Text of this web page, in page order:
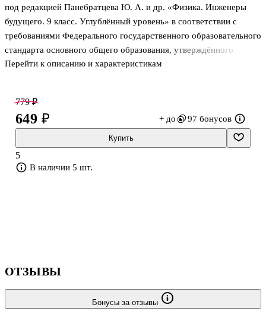
под редакцией Панебратцева Ю. А. и др. «Физика. Инженеры
будущего. 9 класс. Углублённый уровень» в соответствии с
требованиями Федерального государственного образовательного
стандарта основного общего образования, утверждённого
Приказом Министерства просвещения № 287 от 31.05.2021 г. В
содержанию задания сгруппированы по видам учебной
деятельности и ориентированы на отработку универсальных
учебных действий, формирование предметных умений и
навыков. Задания имеют разный уровень сложности, что
позволяет выстраивать индивидуальную трае
Перейти к описанию и характеристикам
779 ₽
649 ₽ + до 97 бонусов
Купить
5
В наличии 5 шт.
ОТЗЫВЫ
Бонусы за отзывы